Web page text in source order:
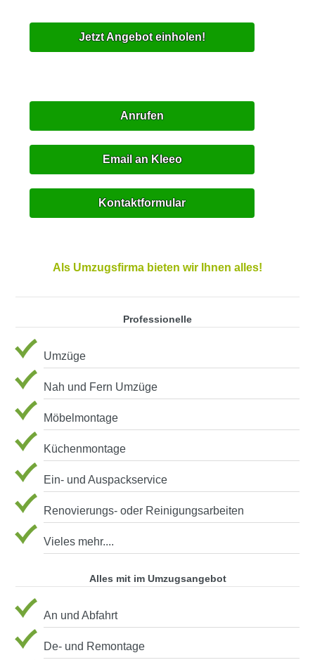
Jetzt Angebot einholen!
Anrufen
Email an Kleeo
Kontaktformular
Als Umzugsfirma bieten wir Ihnen alles!
Professionelle
Umzüge
Nah und Fern Umzüge
Möbelmontage
Küchenmontage
Ein- und Auspackservice
Renovierungs- oder Reinigungsarbeiten
Vieles mehr....
Alles mit im Umzugsangebot
An und Abfahrt
De- und Remontage